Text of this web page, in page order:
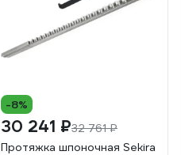
-8%
30 241 ₽32 761 ₽
Протяжка шпоночная Sekira